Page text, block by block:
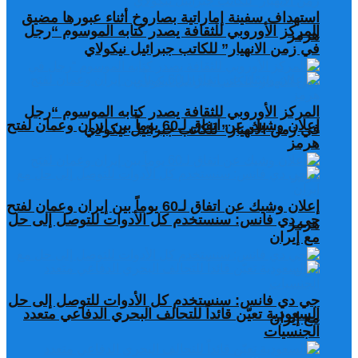
المركز الأوروبي للثقافة يصدر كتابه الموسوم “رجل
في زمن الانهيار” للكاتب جبرائيل نيكولاي
إعلان وشيك عن اتفاق لـ60 يوماً بين إيران وعمان لفتح
هرمز
جي دي فانس: سنستخدم كل الأدوات للتوصل إلى حل
مع إيران
السعودية تعيّن قائداً للتحالف البحري الدفاعي متعدد
الجنسيات
استهداف سفينة إماراتية بصاروخ أثناء عبورها مضيق
هرمز
المركز الأوروبي للثقافة يصدر كتابه الموسوم “رجل
في زمن الانهيار” للكاتب جبرائيل نيكولاي
إعلان وشيك عن اتفاق لـ60 يوماً بين إيران وعمان لفتح
هرمز
جي دي فانس: سنستخدم كل الأدوات للتوصل إلى حل
مع إيران